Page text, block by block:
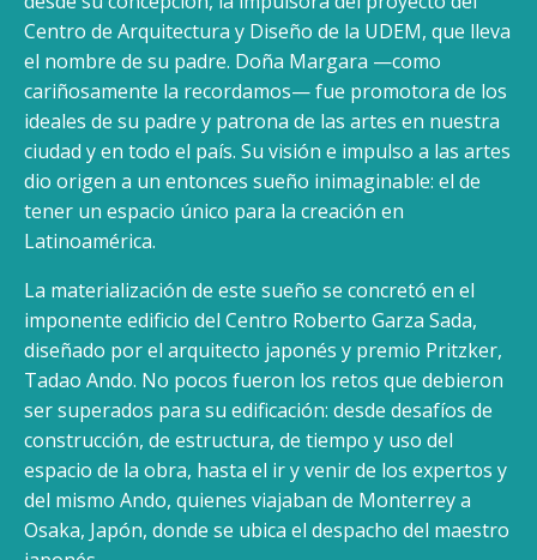
Centro de Arquitectura y Diseño de la UDEM, que lleva
el nombre de su padre. Doña Margara —como
cariñosamente la recordamos— fue promotora de los
ideales de su padre y patrona de las artes en nuestra
ciudad y en todo el país. Su visión e impulso a las artes
dio origen a un entonces sueño inimaginable: el de
tener un espacio único para la creación en
Latinoamérica.
La materialización de este sueño se concretó en el
imponente edificio del Centro Roberto Garza Sada,
diseñado por el arquitecto japonés y premio Pritzker,
Tadao Ando. No pocos fueron los retos que debieron
ser superados para su edificación: desde desafíos de
construcción, de estructura, de tiempo y uso del
espacio de la obra, hasta el ir y venir de los expertos y
del mismo Ando, quienes viajaban de Monterrey a
Osaka, Japón, donde se ubica el despacho del maestro